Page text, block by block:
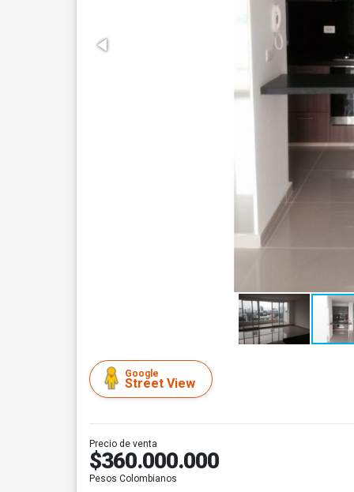
Google
Street View
Precio de venta
$360.000.000
Pesos Colombianos